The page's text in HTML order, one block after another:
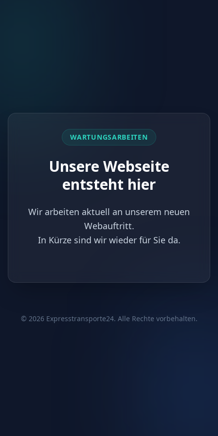
WARTUNGSARBEITEN
Unsere Webseite
entsteht hier
Wir arbeiten aktuell an unserem neuen
Webauftritt.
In Kürze sind wir wieder für Sie da.
© 2026Expresstransporte24. Alle Rechte vorbehalten.